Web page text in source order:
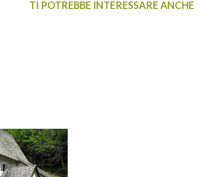
TI POTREBBE INTERESSARE ANCHE